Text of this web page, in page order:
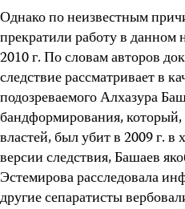
Однако по неизвестным
прекратили работу в данном
2010 г. По словам авторов
следствие рассматривает в
подозреваемого Алхазура
бандформирования,
властей, был убит в 2009 г.
версии следствия, Башаев
Эстемирова расследовала
другие сепаратисты